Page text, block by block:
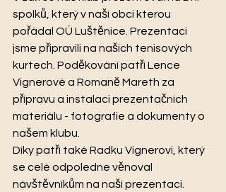
spolků, který v naší obci kterou
pořádal OÚ Luštěnice. Prezentaci
jsme připravili na našich tenisových
kurtech. Poděkování patří Lence
Vignerové a Romanĕ Mareth za
přípravu a instalaci prezentačních
materiálu - fotografie a dokumenty o
našem klubu.
Díky patří také Radku Vignerovi, který
se celé odpoledne věnoval
návštěvníkům na naší prezentaci.